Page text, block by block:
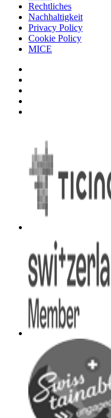
Rechtliches
Nachhaltigkeit
Privacy Policy
Cookie Policy
MICE